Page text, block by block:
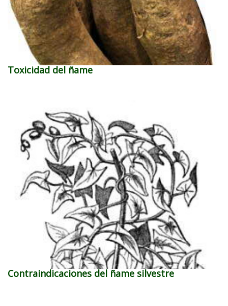
Toxicidad del ñame
Contraindicaciones del ñame silvestre